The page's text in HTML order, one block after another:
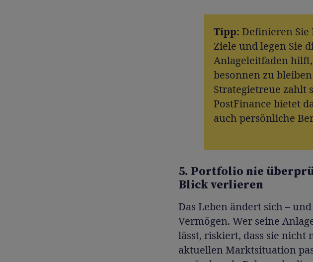
Tipp: Definieren
Ziele und legen Sie
Anlageleitfaden
besonnen zu
Strategietreue zahlt
PostFinance bietet
auch persönliche
5. Portfolio nie
Blick verlieren
Das Leben ändert sich –
Vermögen. Wer seine
lässt, riskiert, dass sie nicht
aktuellen Marktsituation